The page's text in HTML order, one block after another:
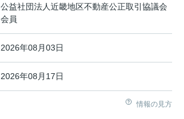
公益社団法人近畿地区不動産公正取引協議会
会員
2026年08月03日
2026年08月17日
情報の見方